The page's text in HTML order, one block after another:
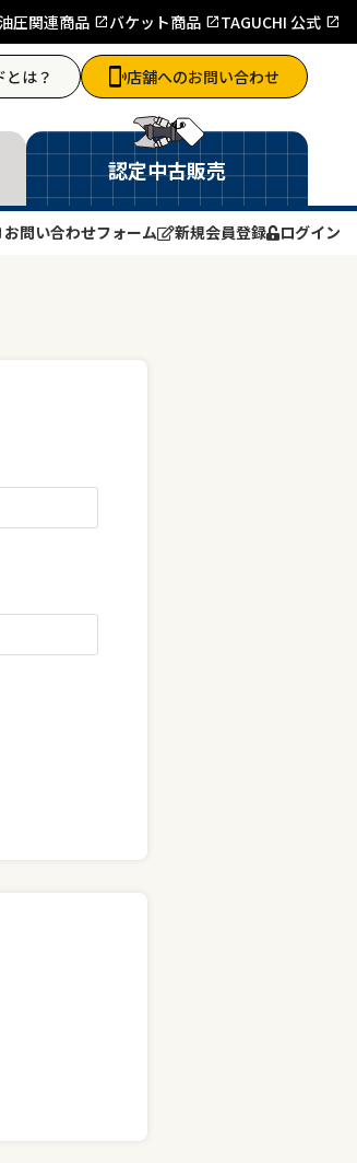
油圧関連商品 バケット商品 TAGUCHI 公式
とは？ 店舗へのお問い合わせ
認定中古販売
お問い合わせフォーム 新規会員登録 ログイン